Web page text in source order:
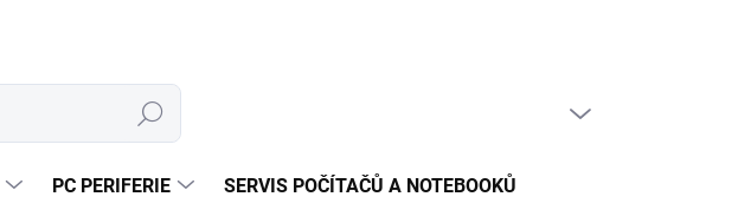
Hledat
PC PERIFERIE SERVIS POČÍTAČŮ A NOTEBOOKŮ